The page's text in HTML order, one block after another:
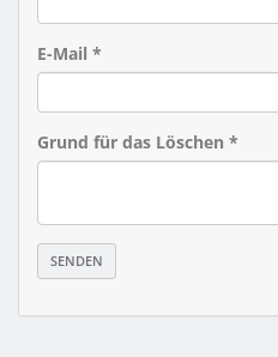
E-Mail *
Grund für das Löschen *